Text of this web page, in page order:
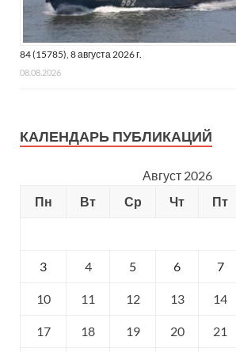
84 (15785), 8 августа 2026 г.
08.08.2026
КАЛЕНДАРЬ ПУБЛИКАЦИЙ
Август 2026
Пн
Вт Ср Чт Пт
3 4 5 6 7
10 11 12 13 14
17 18 19 20 21